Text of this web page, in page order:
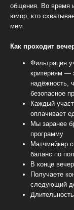
общения. Во время
юмор, кто
мем.
Как проходит
Фильтрация
критериям —
надёжность,
безопасное
Каждый
оплачивает
Мы заранее
программу
Матчмейкер
баланс по
В конце
Получаете
следующий